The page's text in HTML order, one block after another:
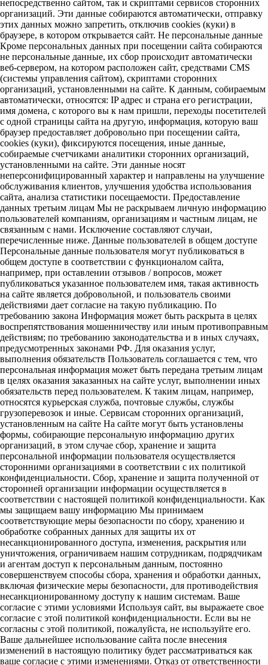
непосредственно сайтом, так и скриптами сервисов сторонних
организаций. Эти данные собираются автоматически, отправку
этих данных можно запретить, отключив cookies (куки) в
браузере, в котором открывается сайт. Не персональные данные
Кроме персональных данных при посещении сайта собираются
не персональные данные, их сбор происходит автоматически
веб-сервером, на котором расположен сайт, средствами CMS
(системы управления сайтом), скриптами сторонних
организаций, установленными на сайте. К данным, собираемым
автоматически, относятся: IP адрес и страна его регистрации,
имя домена, с которого вы к нам пришли, переходы посетителей
с одной страницы сайта на другую, информация, которую ваш
браузер предоставляет добровольно при посещении сайта,
cookies (куки), фиксируются посещения, иные данные,
собираемые счетчиками аналитики сторонних организаций,
установленными на сайте. Эти данные носят
неперсонифицированный характер и направлены на улучшение
обслуживания клиентов, улучшения удобства использования
сайта, анализа статистики посещаемости. Предоставление
данных третьим лицам Мы не раскрываем личную информацию
пользователей компаниям, организациям и частным лицам, не
связанным с нами. Исключение составляют случаи,
перечисленные ниже. Данные пользователей в общем доступе
Персональные данные пользователя могут публиковаться в
общем доступе в соответствии с функционалом сайта,
например, при оставлении отзывов / вопросов, может
публиковаться указанное пользователем имя, такая активность
на сайте является добровольной, и пользователь своими
действиями дает согласие на такую публикацию. По
требованию закона Информация может быть раскрыта в целях
воспрепятствования мошенничеству или иным противоправным
действиям; по требованию законодательства и в иных случаях,
предусмотренных законами РФ. Для оказания услуг,
выполнения обязательств Пользователь соглашается с тем, что
персональная информация может быть передана третьим лицам
в целях оказания заказанных на сайте услуг, выполнении иных
обязательств перед пользователем. К таким лицам, например,
относятся курьерская служба, почтовые службы, службы
грузоперевозок и иные. Сервисам сторонних организаций,
установленным на сайте На сайте могут быть установлены
формы, собирающие персональную информацию других
организаций, в этом случае сбор, хранение и защита
персональной информации пользователя осуществляется
сторонними организациями в соответствии с их политикой
конфиденциальности. Сбор, хранение и защита полученной от
сторонней организации информации осуществляется в
соответствии с настоящей политикой конфиденциальности. Как
мы защищаем вашу информацию Мы принимаем
соответствующие меры безопасности по сбору, хранению и
обработке собранных данных для защиты их от
несанкционированного доступа, изменения, раскрытия или
уничтожения, ограничиваем нашим сотрудникам, подрядчикам
и агентам доступ к персональным данным, постоянно
совершенствуем способы сбора, хранения и обработки данных,
включая физические меры безопасности, для противодействия
несанкционированному доступу к нашим системам. Ваше
согласие с этими условиями Используя сайт, вы выражаете свое
согласие с этой политикой конфиденциальности. Если вы не
согласны с этой политикой, пожалуйста, не используйте его.
Ваше дальнейшее использование сайта после внесения
изменений в настоящую политику будет рассматриваться как
ваше согласие с этими изменениями. Отказ от ответственности